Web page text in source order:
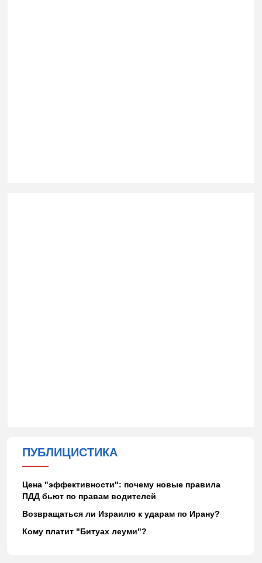
ПУБЛИЦИСТИКА
Цена "эффективности": почему новые правила
ПДД бьют по правам водителей
Возвращаться ли Израилю к ударам по Ирану?
Кому платит "Битуах леуми"?